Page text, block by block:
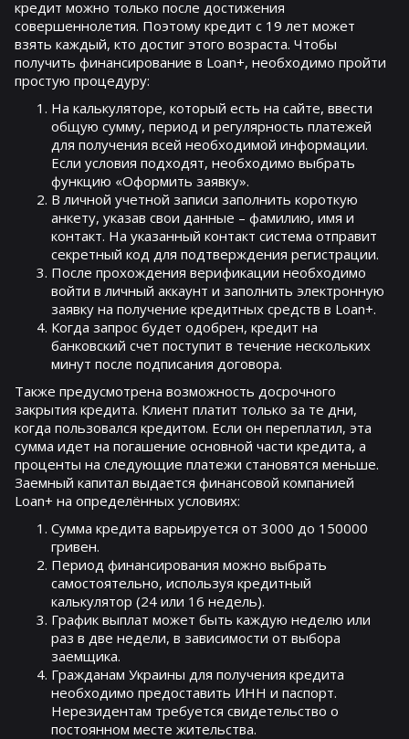
кредит можно только после достижения
совершеннолетия. Поэтому кредит с 19 лет может
взять каждый, кто достиг этого возраста. Чтобы
получить финансирование в Loan+, необходимо пройти
простую процедуру:
На калькуляторе, который есть на сайте, ввести
общую сумму, период и регулярность платежей
для получения всей необходимой информации.
Если условия подходят, необходимо выбрать
функцию «Оформить заявку».
В личной учетной записи заполнить короткую
анкету, указав свои данные – фамилию, имя и
контакт. На указанный контакт система отправит
секретный код для подтверждения регистрации.
После прохождения верификации необходимо
войти в личный аккаунт и заполнить электронную
заявку на получение кредитных средств в Loan+.
Когда запрос будет одобрен, кредит на
банковский счет поступит в течение нескольких
минут после подписания договора.
Также предусмотрена возможность досрочного
закрытия кредита. Клиент платит только за те дни,
когда пользовался кредитом. Если он переплатил, эта
сумма идет на погашение основной части кредита, а
проценты на следующие платежи становятся меньше.
Заемный капитал выдается финансовой компанией
Loan+ на определённых условиях:
Сумма кредита варьируется от 3000 до 150000
гривен.
Период финансирования можно выбрать
самостоятельно, используя кредитный
калькулятор (24 или 16 недель).
График выплат может быть каждую неделю или
раз в две недели, в зависимости от выбора
заемщика.
Гражданам Украины для получения кредита
необходимо предоставить ИНН и паспорт.
Нерезидентам требуется свидетельство о
постоянном месте жительства.